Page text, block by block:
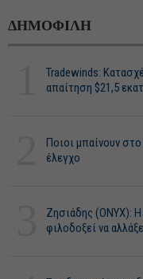
ΔΗΜΟΦΙΛΗ
Tradewinds:
απαίτηση $21,5
Ποιοι μπαίνουν
έλεγχο
Ζησιάδης (ONYX):
φιλοδοξεί να